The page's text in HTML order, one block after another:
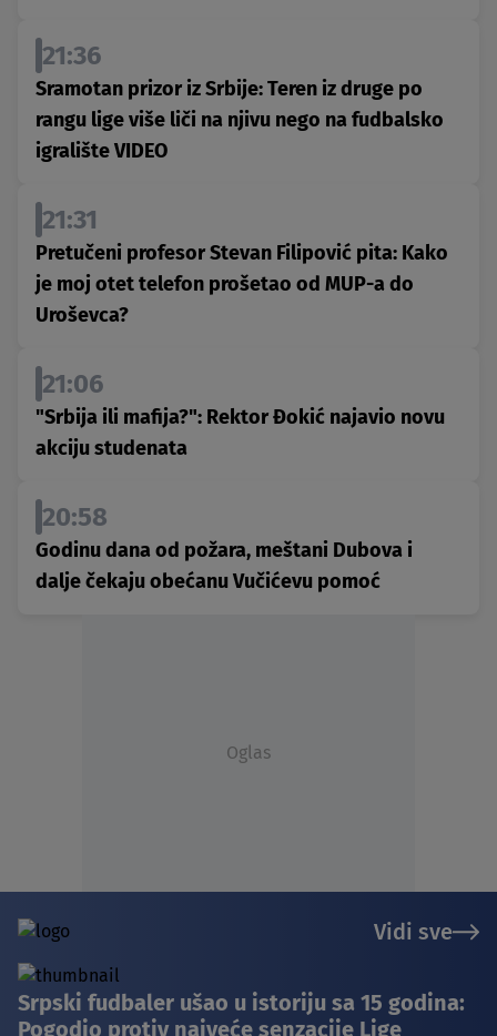
21:36
Sramotan prizor iz Srbije: Teren iz druge po
rangu lige više liči na njivu nego na fudbalsko
igralište VIDEO
21:31
Pretučeni profesor Stevan Filipović pita: Kako
je moj otet telefon prošetao od MUP-a do
Uroševca?
21:06
"Srbija ili mafija?": Rektor Đokić najavio novu
akciju studenata
20:58
Godinu dana od požara, meštani Dubova i
dalje čekaju obećanu Vučićevu pomoć
Oglas
Vidi sve
Srpski fudbaler ušao u istoriju sa 15 godina:
Pogodio protiv najveće senzacije Lige